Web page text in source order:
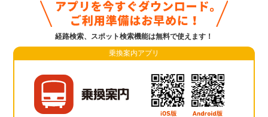
経路検索、スポット検索機能は無料で使えます！
乗換案内アプリ